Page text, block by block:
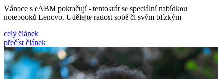
Vánoce s eABM pokračují - tentokrát se speciální nabídkou
notebooků Lenovo. Udělejte radost sobě či svým blízkým.
celý článek
přečíst článek